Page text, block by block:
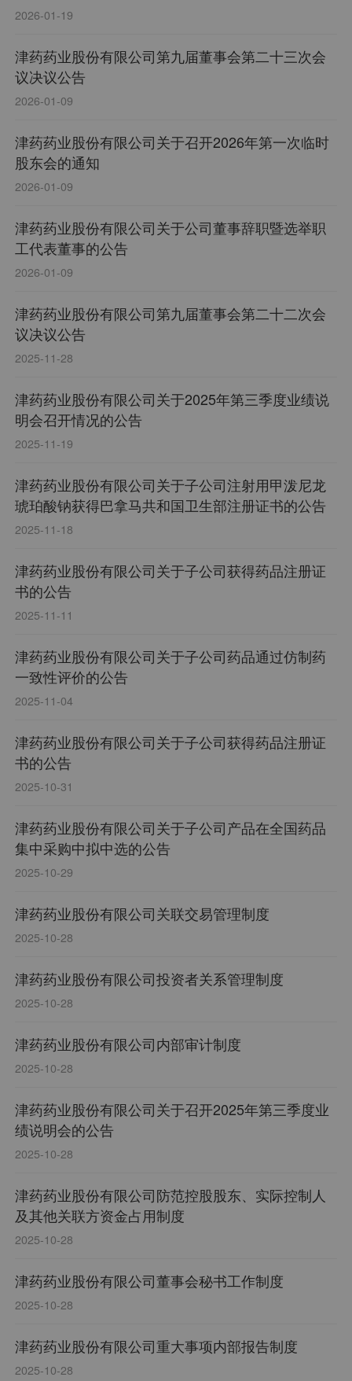
2026-01-19
津药药业股份有限公司第九届董事会第二十三次会
议决议公告
2026-01-09
津药药业股份有限公司关于召开2026年第一次临时
股东会的通知
2026-01-09
津药药业股份有限公司关于公司董事辞职暨选举职
工代表董事的公告
2026-01-09
津药药业股份有限公司第九届董事会第二十二次会
议决议公告
2025-11-28
津药药业股份有限公司关于2025年第三季度业绩说
明会召开情况的公告
2025-11-19
津药药业股份有限公司关于子公司注射用甲泼尼龙
琥珀酸钠获得巴拿马共和国卫生部注册证书的公告
2025-11-18
津药药业股份有限公司关于子公司获得药品注册证
书的公告
2025-11-11
津药药业股份有限公司关于子公司药品通过仿制药
一致性评价的公告
2025-11-04
津药药业股份有限公司关于子公司获得药品注册证
书的公告
2025-10-31
津药药业股份有限公司关于子公司产品在全国药品
集中采购中拟中选的公告
2025-10-29
津药药业股份有限公司关联交易管理制度
2025-10-28
津药药业股份有限公司投资者关系管理制度
2025-10-28
津药药业股份有限公司内部审计制度
2025-10-28
津药药业股份有限公司关于召开2025年第三季度业
绩说明会的公告
2025-10-28
津药药业股份有限公司防范控股股东、实际控制人
及其他关联方资金占用制度
2025-10-28
津药药业股份有限公司董事会秘书工作制度
2025-10-28
津药药业股份有限公司重大事项内部报告制度
2025-10-28